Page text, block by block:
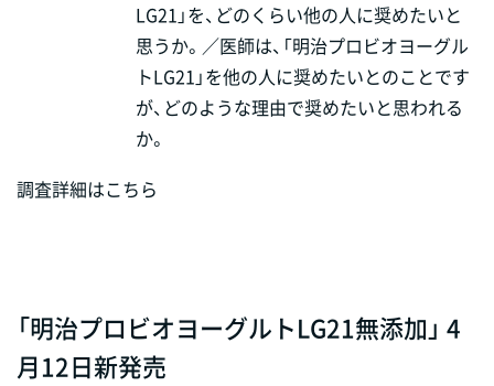
LG21」を、どのくらい他の人に奨めたいと
思うか。／医師は、「明治プロビオヨーグル
トLG21」を他の人に奨めたいとのことです
が、どのような理由で奨めたいと思われる
か。
調査詳細はこちら
「明治プロビオヨーグルトLG21無添加」 4
月12日新発売